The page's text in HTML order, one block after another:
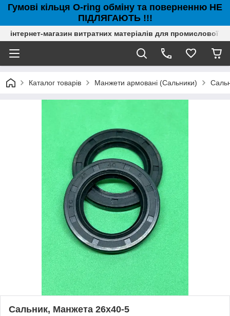
Гумові кільця O-ring обміну та поверненню НЕ
ПІДЛЯГАЮТЬ !!!
інтернет-магазин витратних матеріалів для промислової
Каталог товарів Манжети армовані (Сальники)
Сальник, Манжета 26х40-5